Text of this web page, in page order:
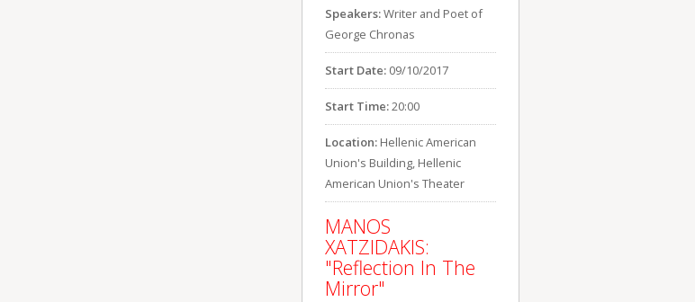
Speakers:Writer and Poet of
George Chronas
Start Date: 09/10/2017
Start Time:20:00
Location: Hellenic American
Union's Building, Hellenic
American Union's Theater
MANOS
XATZIDAKIS:
"Reflection In The
Mirror"